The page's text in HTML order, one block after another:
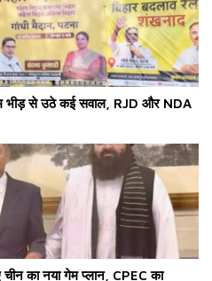
भीड़ से उठे कई सवाल, RJD और NDA